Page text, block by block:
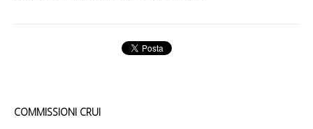
COMMISSIONI CRUI